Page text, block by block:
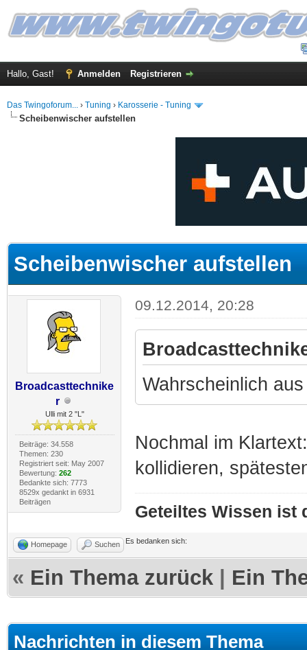
Hallo, Gast! Anmelden Registrieren
Das Twingoforum... › Tuning › Karosserie - Tuning
Scheibenwischer aufstellen
Scheibenwischer aufstellen
Broadcasttechnike
r
Ulli mit 2 "L"
Beiträge: 34.558
Themen: 230
Registriert seit: May 2007
Bewertung: 262
Bedankte sich: 7773
8529x gedankt in 6931
Beiträgen
09.12.2014, 20:28
Wahrscheinlich
Nochmal im
kollidieren,
Geteiltes Wissen ist
Homepage Suchen Es bedanken sich:
« Ein Thema zurück Ein
Nachrichten in diesem Thema